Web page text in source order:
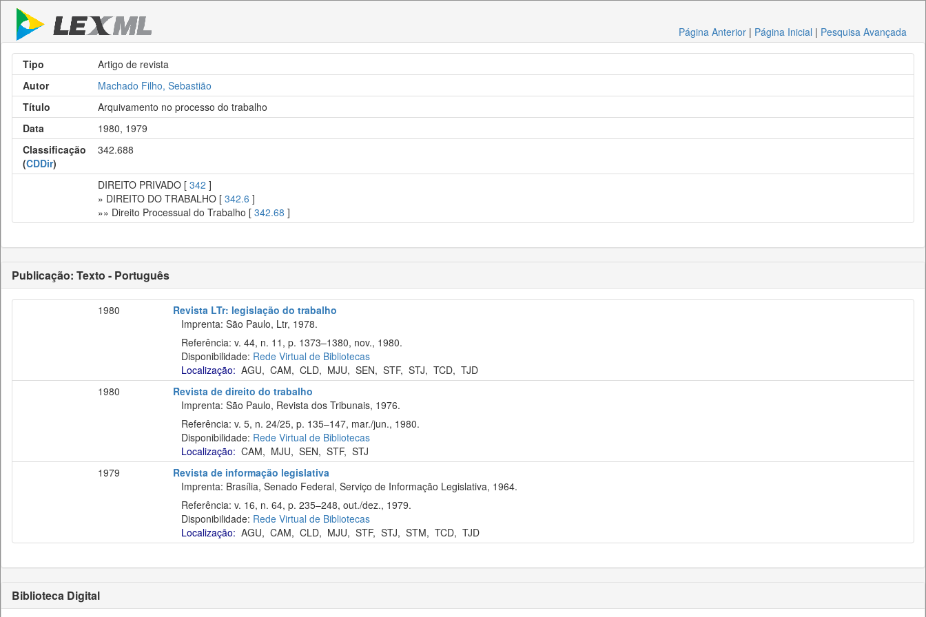
Página Anterior | Página Inicial | Pesquisa Avançada
Tipo
Artigo de revista
Autor
Machado Filho, Sebastião
Título
Arquivamento no processo do trabalho
Data
1980, 1979
Classificação
(CDDir)
342.688
DIREITO PRIVADO [ 342 ]
» DIREITO DO TRABALHO [ 342.6 ]
»» Direito Processual do Trabalho [ 342.68 ]
Publicação: Texto - Português
1980
Revista LTr: legislação do trabalho
Imprenta: São Paulo, Ltr, 1978.
Referência: v. 44, n. 11, p. 1373–1380, nov., 1980.
Disponibilidade: Rede Virtual de Bibliotecas
Localização: AGU, CAM, CLD, MJU, SEN, STF, STJ, TCD, TJD
1980
Revista de direito do trabalho
Imprenta: São Paulo, Revista dos Tribunais, 1976.
Referência: v. 5, n. 24/25, p. 135–147, mar./jun., 1980.
Disponibilidade: Rede Virtual de Bibliotecas
Localização: CAM, MJU, SEN, STF, STJ
1979
Revista de informação legislativa
Imprenta: Brasília, Senado Federal, Serviço de Informação Legislativa, 1964.
Referência: v. 16, n. 64, p. 235–248, out./dez., 1979.
Disponibilidade: Rede Virtual de Bibliotecas
Localização: AGU, CAM, CLD, MJU, STF, STJ, STM, TCD, TJD
Biblioteca Digital